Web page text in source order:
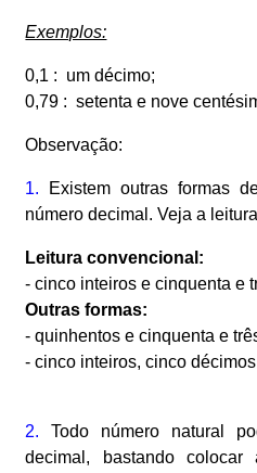
Exemplos:
0,1 : um décimo;
0,79 : setenta e nove
Observação:
1.
Existem outras formas
número decimal. Veja a
Leitura convencional:
- cinco inteiros e cinquenta e
Outras formas:
- quinhentos e cinquenta e
- cinco inteiros, cinco
2. Todo número natural
decimal, bastando